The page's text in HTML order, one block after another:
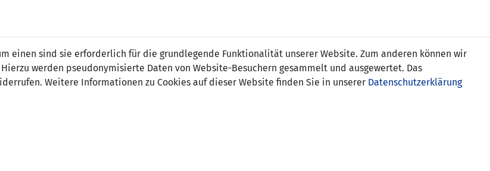
einen sind sie erforderlich für die grundlegende Funktionalität unserer Website. Zum anderen können wir
werden pseudonymisierte Daten von Website-Besuchern gesammelt und ausgewertet. Das
Weitere Informationen zu Cookies auf dieser Website finden Sie in unserer Datenschutzerklärung